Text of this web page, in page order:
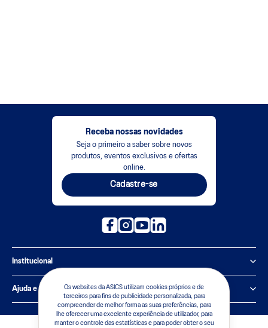
Os websites da ASICS utilizam cookies próprios e de
terceiros para fins de publicidade personalizada, para
compreender de melhor forma as suas preferências, para
lhe oferecer uma excelente experiência de utilizador, para
manter o controle das estatísticas e para poder obter o seu
Receba nossas novidades
Seja o primeiro a saber sobre novos
produtos, eventos exclusivos e ofertas
online.
Cadastre-se
Institucional
Política de Privacidade
Sobre a ASICS
Ajuda e suporte
Central de Relacionamento